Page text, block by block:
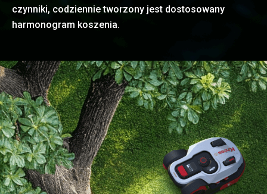
czynniki, codziennie tworzony jest dostosowany
harmonogram koszenia.